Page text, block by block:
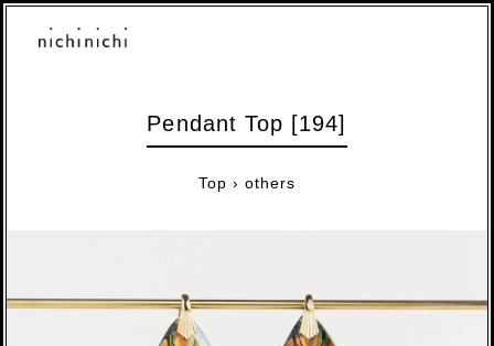
Pendant Top [194]
Top › others